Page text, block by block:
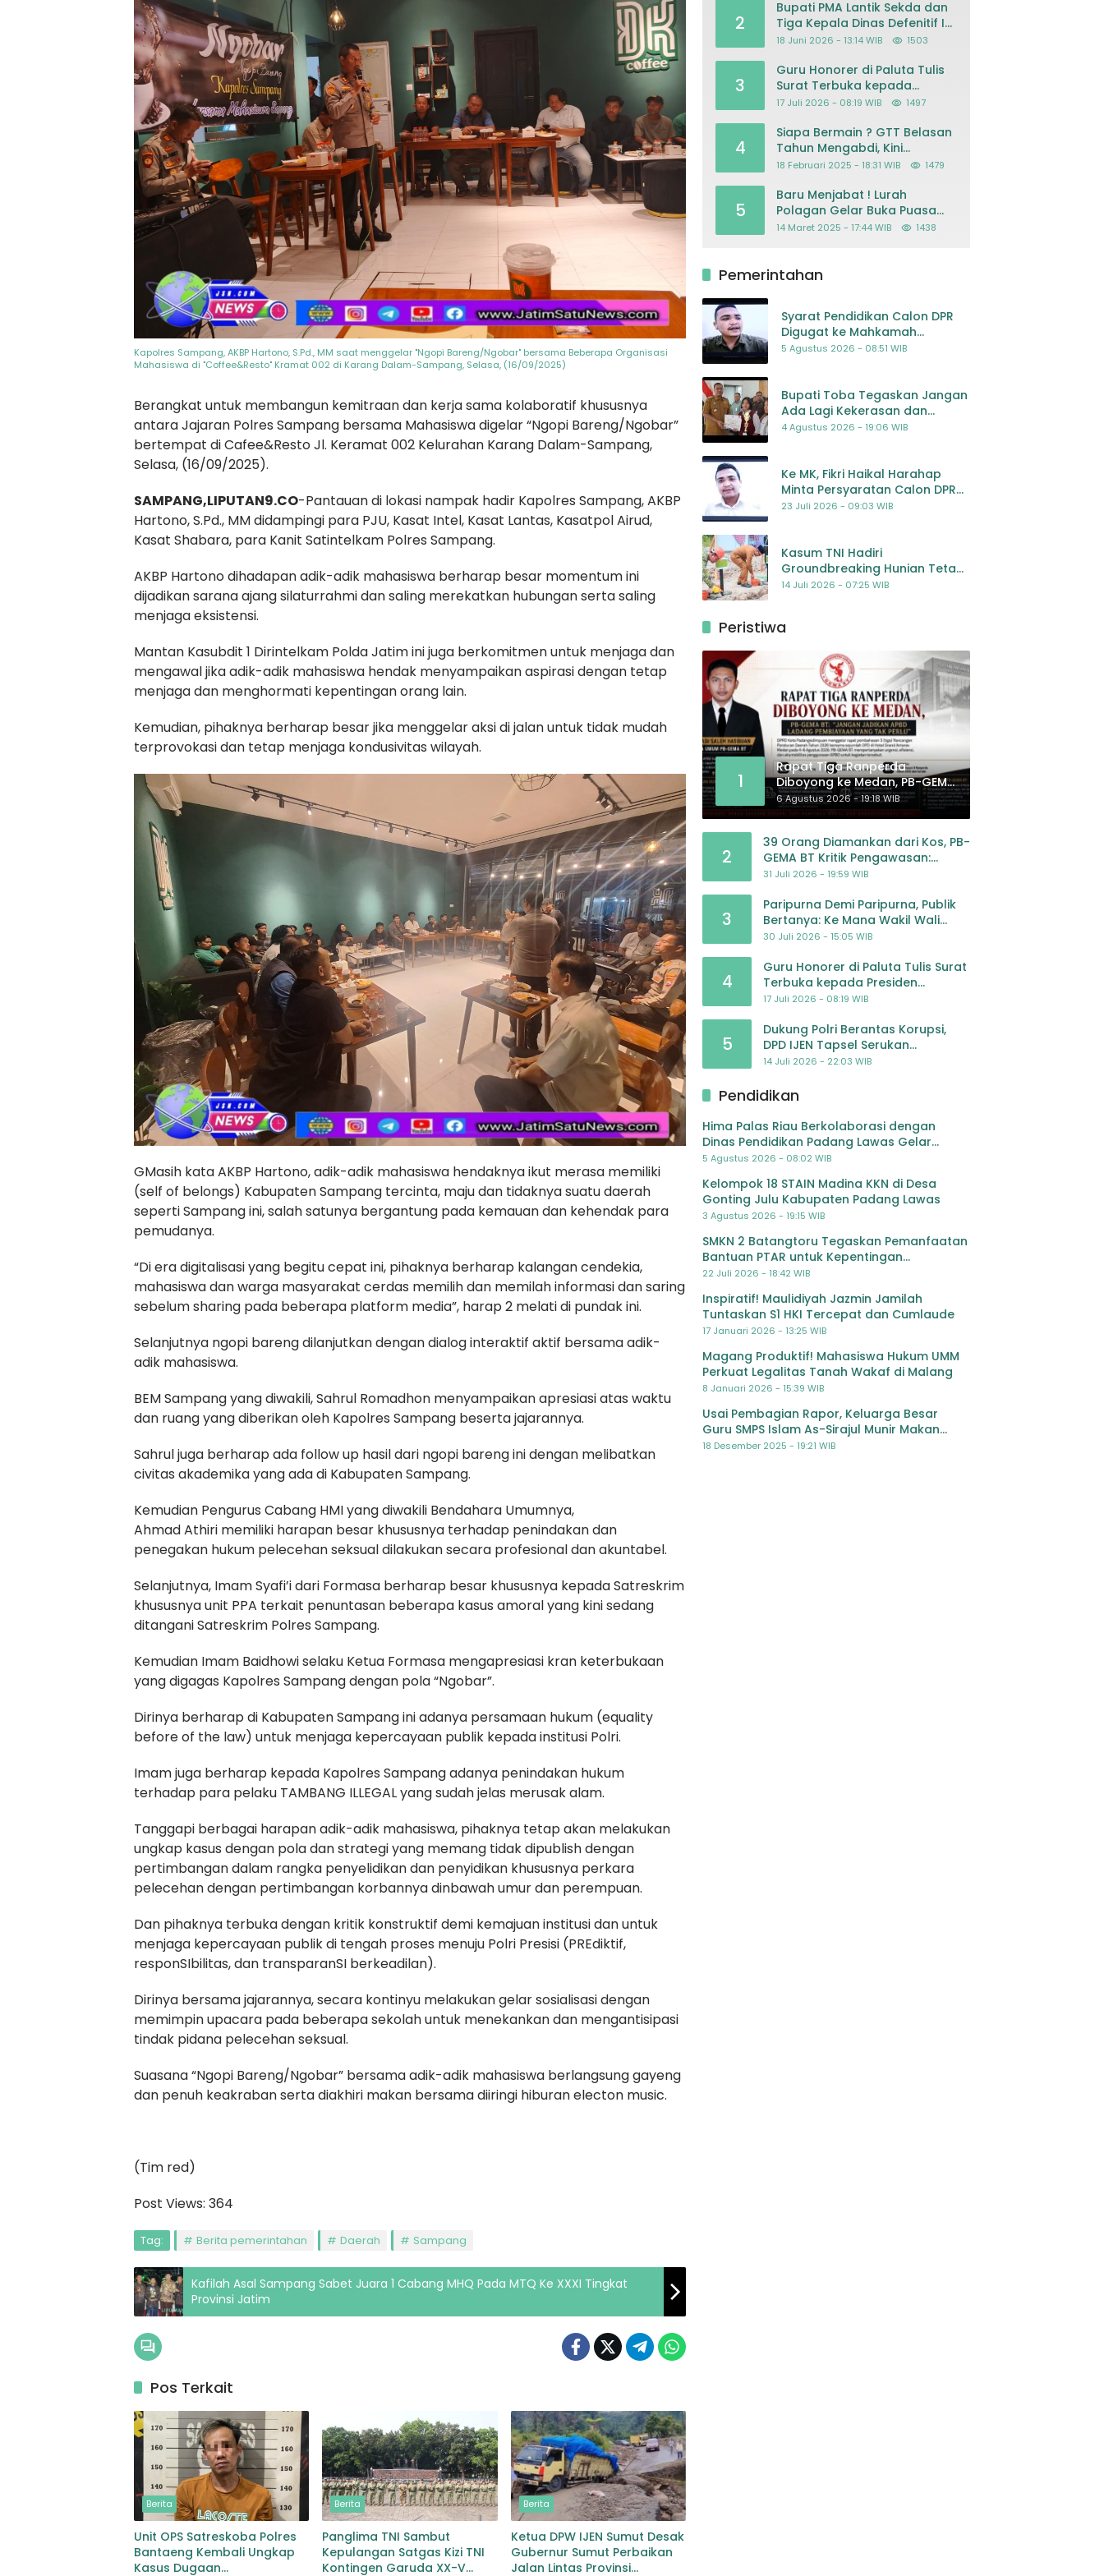
Kapolres Sampang, AKBP Hartono, S.Pd., MM saat menggelar "Ngopi Bareng/Ngobar" bersama Beberapa Organisasi
Mahasiswa di "Coffee&Resto" Kramat 002 di Karang Dalam-Sampang, Selasa, (16/09/2025)
Berangkat untuk membangun kemitraan dan kerja sama kolaboratif khususnya
antara Jajaran Polres Sampang bersama Mahasiswa digelar “Ngopi Bareng/Ngobar”
bertempat di Cafee&Resto Jl. Keramat 002 Kelurahan Karang Dalam-Sampang,
Selasa, (16/09/2025).
SAMPANG,LIPUTAN9.CO-Pantauan di lokasi nampak hadir Kapolres Sampang, AKBP
Hartono, S.Pd., MM didampingi para PJU, Kasat Intel, Kasat Lantas, Kasatpol Airud,
Kasat Shabara, para Kanit Satintelkam Polres Sampang.
AKBP Hartono dihadapan adik-adik mahasiswa berharap besar momentum ini
dijadikan sarana ajang silaturrahmi dan saling merekatkan hubungan serta saling
menjaga eksistensi.
Mantan Kasubdit 1 Dirintelkam Polda Jatim ini juga berkomitmen untuk menjaga dan
mengawal jika adik-adik mahasiswa hendak menyampaikan aspirasi dengan tetap
menjaga dan menghormati kepentingan orang lain.
Kemudian, pihaknya berharap besar jika menggelar aksi di jalan untuk tidak mudah
terprovokasi dan tetap menjaga kondusivitas wilayah.
GMasih kata AKBP Hartono, adik-adik mahasiswa hendaknya ikut merasa memiliki
(self of belongs) Kabupaten Sampang tercinta, maju dan tidaknya suatu daerah
seperti Sampang ini, salah satunya bergantung pada kemauan dan kehendak para
pemudanya.
“Di era digitalisasi yang begitu cepat ini, pihaknya berharap kalangan cendekia,
mahasiswa dan warga masyarakat cerdas memilih dan memilah informasi dan saring
sebelum sharing pada beberapa platform media”, harap 2 melati di pundak ini.
Selanjutnya ngopi bareng dilanjutkan dengan dialog interaktif aktif bersama adik-
adik mahasiswa.
BEM Sampang yang diwakili, Sahrul Romadhon menyampaikan apresiasi atas waktu
dan ruang yang diberikan oleh Kapolres Sampang beserta jajarannya.
Sahrul juga berharap ada follow up hasil dari ngopi bareng ini dengan melibatkan
civitas akademika yang ada di Kabupaten Sampang.
Kemudian Pengurus Cabang HMI yang diwakili Bendahara Umumnya,
Ahmad Athiri memiliki harapan besar khususnya terhadap penindakan dan
penegakan hukum pelecehan seksual dilakukan secara profesional dan akuntabel.
Selanjutnya, Imam Syafi’i dari Formasa berharap besar khususnya kepada Satreskrim
khususnya unit PPA terkait penuntasan beberapa kasus amoral yang kini sedang
ditangani Satreskrim Polres Sampang.
Kemudian Imam Baidhowi selaku Ketua Formasa mengapresiasi kran keterbukaan
yang digagas Kapolres Sampang dengan pola “Ngobar”.
Dirinya berharap di Kabupaten Sampang ini adanya persamaan hukum (equality
before of the law) untuk menjaga kepercayaan publik kepada institusi Polri.
Imam juga berharap kepada Kapolres Sampang adanya penindakan hukum
terhadap para pelaku TAMBANG ILLEGAL yang sudah jelas merusak alam.
Tanggapi berbagai harapan adik-adik mahasiswa, pihaknya tetap akan melakukan
ungkap kasus dengan pola dan strategi yang memang tidak dipublish dengan
pertimbangan dalam rangka penyelidikan dan penyidikan khususnya perkara
pelecehan dengan pertimbangan korbannya dinbawah umur dan perempuan.
Dan pihaknya terbuka dengan kritik konstruktif demi kemajuan institusi dan untuk
menjaga kepercayaan publik di tengah proses menuju Polri Presisi (PREdiktif,
responSIbilitas, dan transparanSI berkeadilan).
Dirinya bersama jajarannya, secara kontinyu melakukan gelar sosialisasi dengan
memimpin upacara pada beberapa sekolah untuk menekankan dan mengantisipasi
tindak pidana pelecehan seksual.
Suasana “Ngopi Bareng/Ngobar” bersama adik-adik mahasiswa berlangsung gayeng
dan penuh keakraban serta diakhiri makan bersama diiringi hiburan electon music.
(Tim red)
Post Views: 364
Tag: Berita pemerintahan Daerah Sampang
Kafilah Asal Sampang Sabet Juara 1 Cabang MHQ Pada MTQ Ke XXXI Tingkat
Provinsi Jatim
Pos Terkait
Berita
Unit OPS Satreskoba Polres
Bantaeng Kembali Ungkap
Kasus Dugaan
Berita
Panglima TNI Sambut
Kepulangan Satgas Kizi TNI
Kontingen Garuda XX-V
Berita
Ketua DPW IJEN Sumut Desak
Gubernur Sumut Perbaikan
Jalan Lintas Provinsi
2
Bupati PMA Lantik Sekda dan
Tiga Kepala Dinas Defenitif Ini
orangnya
18 Juni 2026 - 13:14 WIB 1503
3
Guru Honorer di Paluta Tulis
Surat Terbuka kepada
Presiden Prabowo, Mohon
Kriminalisasi
17 Juli 2026 - 08:19 WIB 1497
4
Siapa Bermain ? GTT Belasan
Tahun Mengabdi, Kini
Dikeluarkan Sepihak Dari
18 Februari 2025 - 18:31 WIB 1479
5
Baru Menjabat ! Lurah
Polagan Gelar Buka Puasa
Bersama
14 Maret 2025 - 17:44 WIB 1438
Pemerintahan
Syarat Pendidikan Calon DPR
Digugat ke Mahkamah
Konstitusi
5 Agustus 2026 - 08:51 WIB
Bupati Toba Tegaskan Jangan
Ada Lagi Kekerasan dan
Bullying Terhadap Anak,
4 Agustus 2026 - 19:06 WIB
Ke MK, Fikri Haikal Harahap
Minta Persyaratan Calon DPR
Dilengkapi Penilaian
23 Juli 2026 - 09:03 WIB
Kasum TNI Hadiri
Groundbreaking Hunian Tetap
Pascabencana di
14 Juli 2026 - 07:25 WIB
Peristiwa
1
Rapat Tiga Ranperda
Diboyong ke Medan, PB-GEMA
BT: Jangan Jadikan APBD
Ladang Pembiayaan yang
6 Agustus 2026 - 19:18 WIB
2
39 Orang Diamankan dari Kos, PB-
GEMA BT Kritik Pengawasan:
Jangan Tunggu Masyarakat
31 Juli 2026 - 19:59 WIB
3
Paripurna Demi Paripurna, Publik
Bertanya: Ke Mana Wakil Wali
Kota Padangsidimpuan?
30 Juli 2026 - 15:05 WIB
4
Guru Honorer di Paluta Tulis Surat
Terbuka kepada Presiden
Prabowo, Mohon Keadilan atas
17 Juli 2026 - 08:19 WIB
5
Dukung Polri Berantas Korupsi,
DPD IJEN Tapsel Serukan
Pengawalan Kasus Mantan
14 Juli 2026 - 22:03 WIB
Pendidikan
Hima Palas Riau Berkolaborasi dengan
Dinas Pendidikan Padang Lawas Gelar
Pelatihan OSIS SMP se-Kabupaten Padang
5 Agustus 2026 - 08:02 WIB
Kelompok 18 STAIN Madina KKN di Desa
Gonting Julu Kabupaten Padang Lawas
3 Agustus 2026 - 19:15 WIB
SMKN 2 Batangtoru Tegaskan Pemanfaatan
Bantuan PTAR untuk Kepentingan
Pendidikan
22 Juli 2026 - 18:42 WIB
Inspiratif! Maulidiyah Jazmin Jamilah
Tuntaskan S1 HKI Tercepat dan Cumlaude
17 Januari 2026 - 13:25 WIB
Magang Produktif! Mahasiswa Hukum UMM
Perkuat Legalitas Tanah Wakaf di Malang
8 Januari 2026 - 15:39 WIB
Usai Pembagian Rapor, Keluarga Besar
Guru SMPS Islam As-Sirajul Munir Makan
Bersama Sambut Libur Awal Semester
18 Desember 2025 - 19:21 WIB